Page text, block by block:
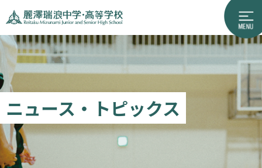
ニュース・トピックス